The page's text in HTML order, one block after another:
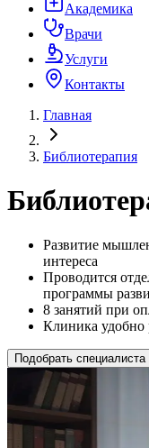
Академика
Врачи
Услуги
Контакты
Главная
Библиотерапия
Развитие
интереса
Проводится
программы
8 занятий при
Клиника удобно
Подобрать специалиста